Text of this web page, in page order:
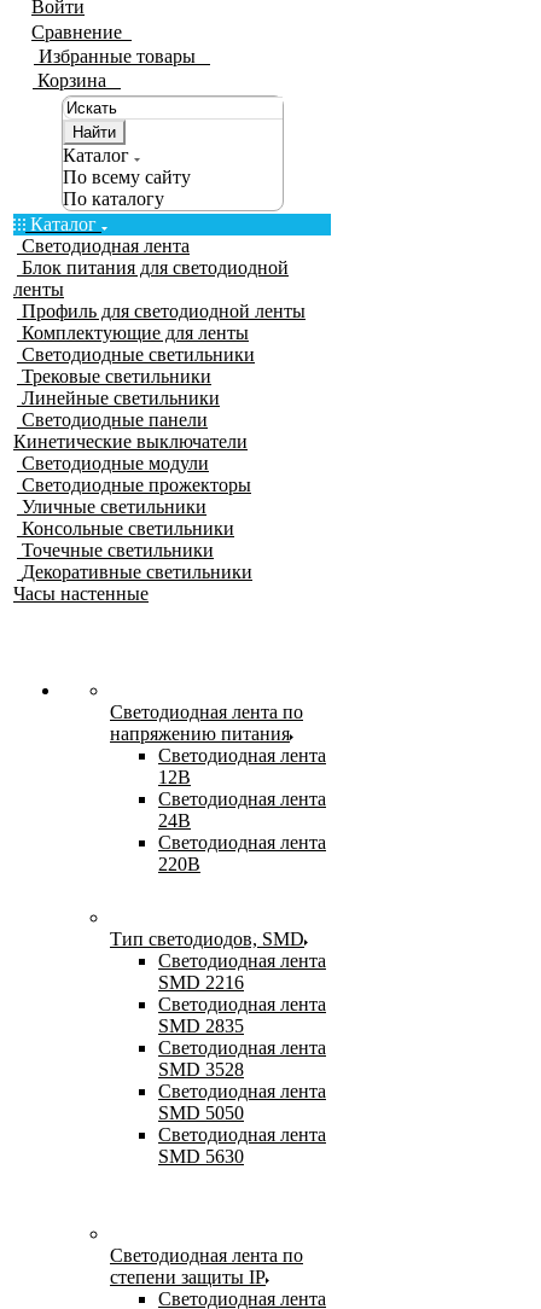
Войти
Сравнение
Избранные товары
Корзина
Найти
Каталог
По всему сайту
По каталогу
Каталог
Светодиодная лента
Блок питания для светодиодной
ленты
Профиль для светодиодной ленты
Комплектующие для ленты
Светодиодные светильники
Трековые светильники
Линейные светильники
Светодиодные панели
Кинетические выключатели
Светодиодные модули
Светодиодные прожекторы
Уличные светильники
Консольные светильники
Точечные светильники
Декоративные светильники
Часы настенные
Светодиодная лента по
напряжению питания
Светодиодная лента
12В
Светодиодная лента
24В
Светодиодная лента
220В
Тип светодиодов, SMD
Cветодиодная лента
SMD 2216
Светодиодная лента
SMD 2835
Светодиодная лента
SMD 3528
Светодиодная лента
SMD 5050
Светодиодная лента
SMD 5630
Светодиодная лента по
степени защиты IP
Светодиодная лента